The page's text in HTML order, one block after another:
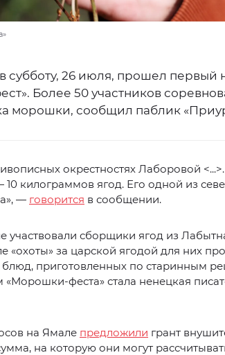
субботу, 26 июля, прошел первый
Более 50 участников
морошки, сообщил паблик
окрестностях Лаборовой <...>.
килограммов ягод. Его одной из
— говорится в сообщении.
участвовали сборщики ягод из
«охоты» за царской ягодой для них
приготовленных по старинным
феста» стала ненецкая
на Ямале предложили грант
на которую они могут